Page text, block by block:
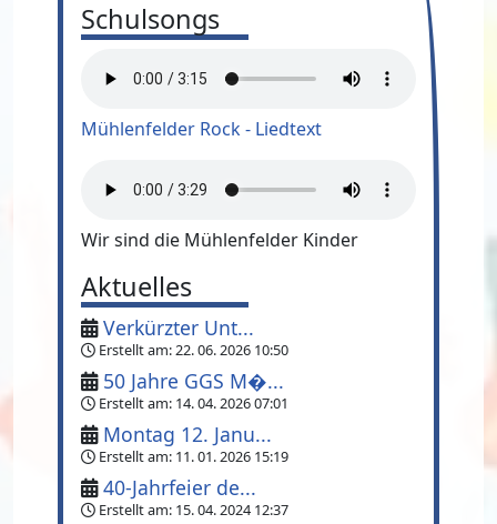
Schulsongs
Mühlenfelder Rock - Liedtext
Wir sind die Mühlenfelder Kinder
Aktuelles
Verkürzter Unt...
Erstellt am:22. 06. 2026 10:50
50 Jahre GGS M�...
Erstellt am: 14. 04. 2026 07:01
Montag 12. Janu...
Erstellt am: 11. 01. 2026 15:19
40-Jahrfeier de...
Erstellt am: 15. 04. 2024 12:37